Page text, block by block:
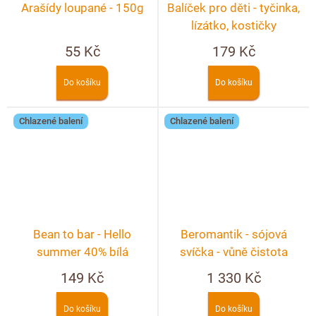
Arašídy loupané - 150g
55 Kč
Do košíku
Balíček pro děti - tyčinka,
lízátko, kostičky
179 Kč
Do košíku
Chlazené balení
Bean to bar - Hello
summer 40% bílá
čokoláda s Physalis
149 Kč
Do košíku
Chlazené balení
Beromantik - sójová
svíčka - vůně čistota
1 330 Kč
Do košíku